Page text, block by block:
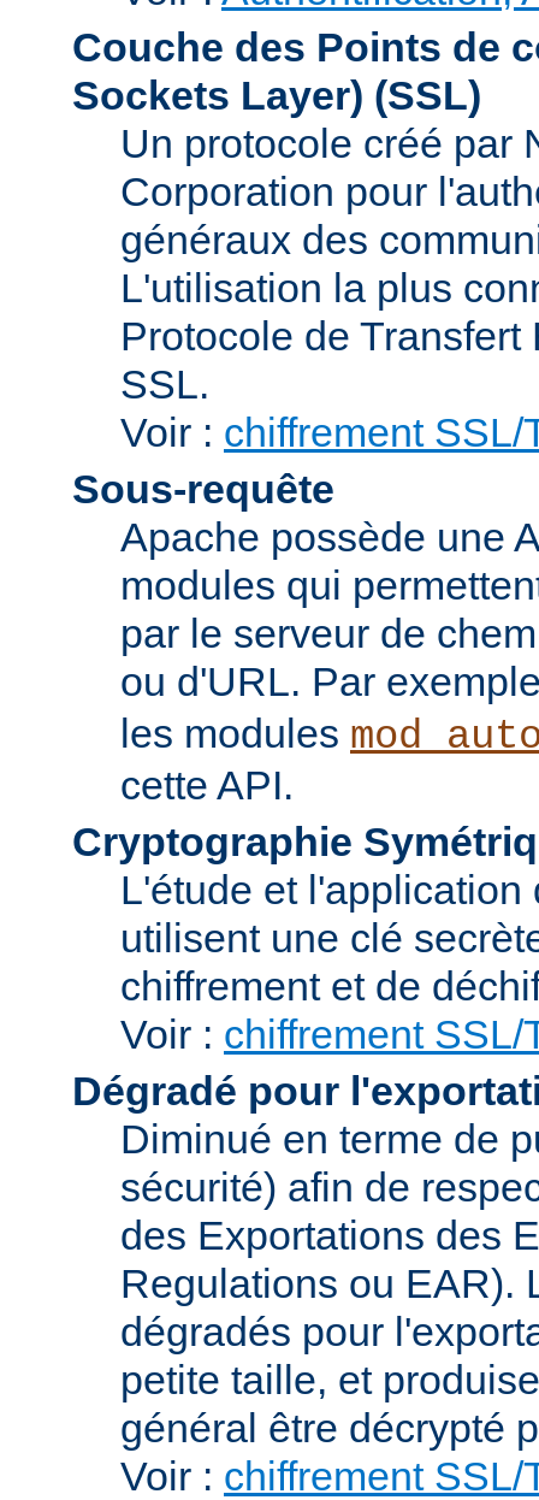
Couche des Points de
Sockets Layer) (SSL)
Un protocole créé par
Corporation pour
généraux des
L'utilisation la plus
Protocole de
SSL.
Voir : chiffrement SSL/
Sous-requête
Apache possède une
modules qui
par le serveur de
ou d'URL. Par
les modules
cette API.
Cryptographie
L'étude et
utilisent une clé
chiffrement et de
Voir : chiffrement SSL/
Dégradé pour
Diminué en terme de
sécurité) afin de
des Exportations des
Regulations ou EAR).
dégradés pour
petite taille, et
général être décrypté
Voir : chiffrement SSL/